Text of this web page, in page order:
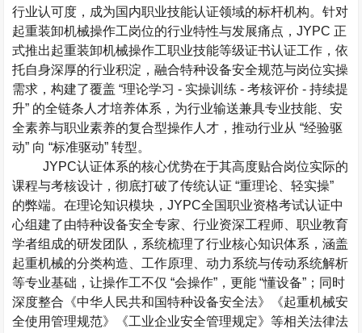
行业认可度，成为国内职业技能认证领域的标杆机构。针对
起重装卸机械操作工岗位的行业特性与发展痛点，JYPC 正
式推出起重装卸机械操作工职业技能等级证书认证工作，依
托自身深厚的行业积淀，融合特种设备安全规范与岗位实操
需求，构建了覆盖 “理论学习 - 实操训练 -考核评价 -持续提
升” 的全链条人才培养体系，为行业输送兼具专业技能、安
全素养与职业素养的复合型操作人才，推动行业从 “经验驱
动” 向 “标准驱动”转型。
JYPC认证体系的核心优势在于其高度贴合岗位实际的
课程与考核设计，彻底打破了传统认证 “重理论、轻实操”
的弊端。在理论知识模块，JYPC全国职业资格考试认证中
心组建了由特种设备安全专家、行业资深工程师、职业教育
学者组成的研发团队，系统梳理了行业核心知识体系，涵盖
起重机械的分类构造、工作原理、动力系统与传动系统解析
等专业基础，让操作工不仅 “会操作” ，更能 “懂设备” ；同时
深度整合《中华人民共和国特种设备安全法》《起重机械安
全使用管理规范》《工业企业安全管理规定》等相关法律法